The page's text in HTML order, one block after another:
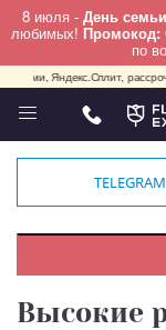
8 июля - День
любимых!
по
Яндекс.Сплит, рассрочки,
Телефон
+7 (495) 982-
Москва,
работаем
TELEGRAM
Высокие